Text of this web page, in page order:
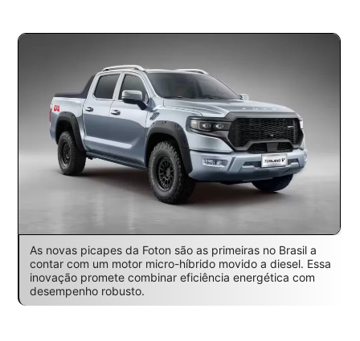
As novas picapes da Foton são as primeiras no Brasil a
contar com um motor micro-híbrido movido a diesel. Essa
inovação promete combinar eficiência energética com
desempenho robusto.